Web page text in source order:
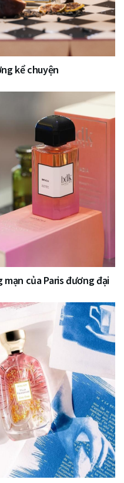
kể chuyện
của Paris đương đại